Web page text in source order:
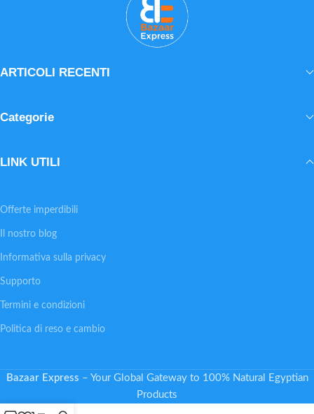
Perfetto per lui e per lei, in ogni
stagione.
ARTICOLI RECENTI
Categorie
LINK UTILI
Offerte imperdibili
Il nostro blog
Informativa sulla privacy
Supporto
Termini e condizioni
Politica di reso e cambio
Bazaar Express – Your Global Gateway to 100% Natural Egyptian
Products